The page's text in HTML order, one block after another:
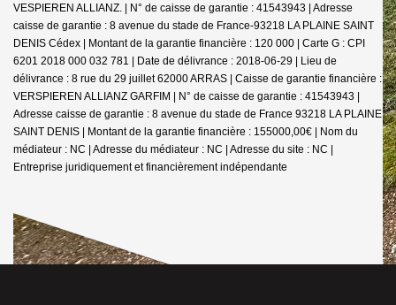
VESPIEREN ALLIANZ. | N° de caisse de garantie : 41543943 | Adresse
caisse de garantie : 8 avenue du stade de France-93218 LA PLAINE SAINT
DENIS Cédex | Montant de la garantie financière : 120 000 | Carte G : CPI
6201 2018 000 032 781 | Date de délivrance : 2018-06-29 | Lieu de
délivrance : 8 rue du 29 juillet 62000 ARRAS | Caisse de garantie financière :
VERSPIEREN ALLIANZ GARFIM | N° de caisse de garantie : 41543943 |
Adresse caisse de garantie : 8 avenue du stade de France 93218 LA PLAINE
SAINT DENIS | Montant de la garantie financière : 155000,00€ | Nom du
médiateur : NC | Adresse du médiateur : NC | Adresse du site : NC |
Entreprise juridiquement et financièrement indépendante